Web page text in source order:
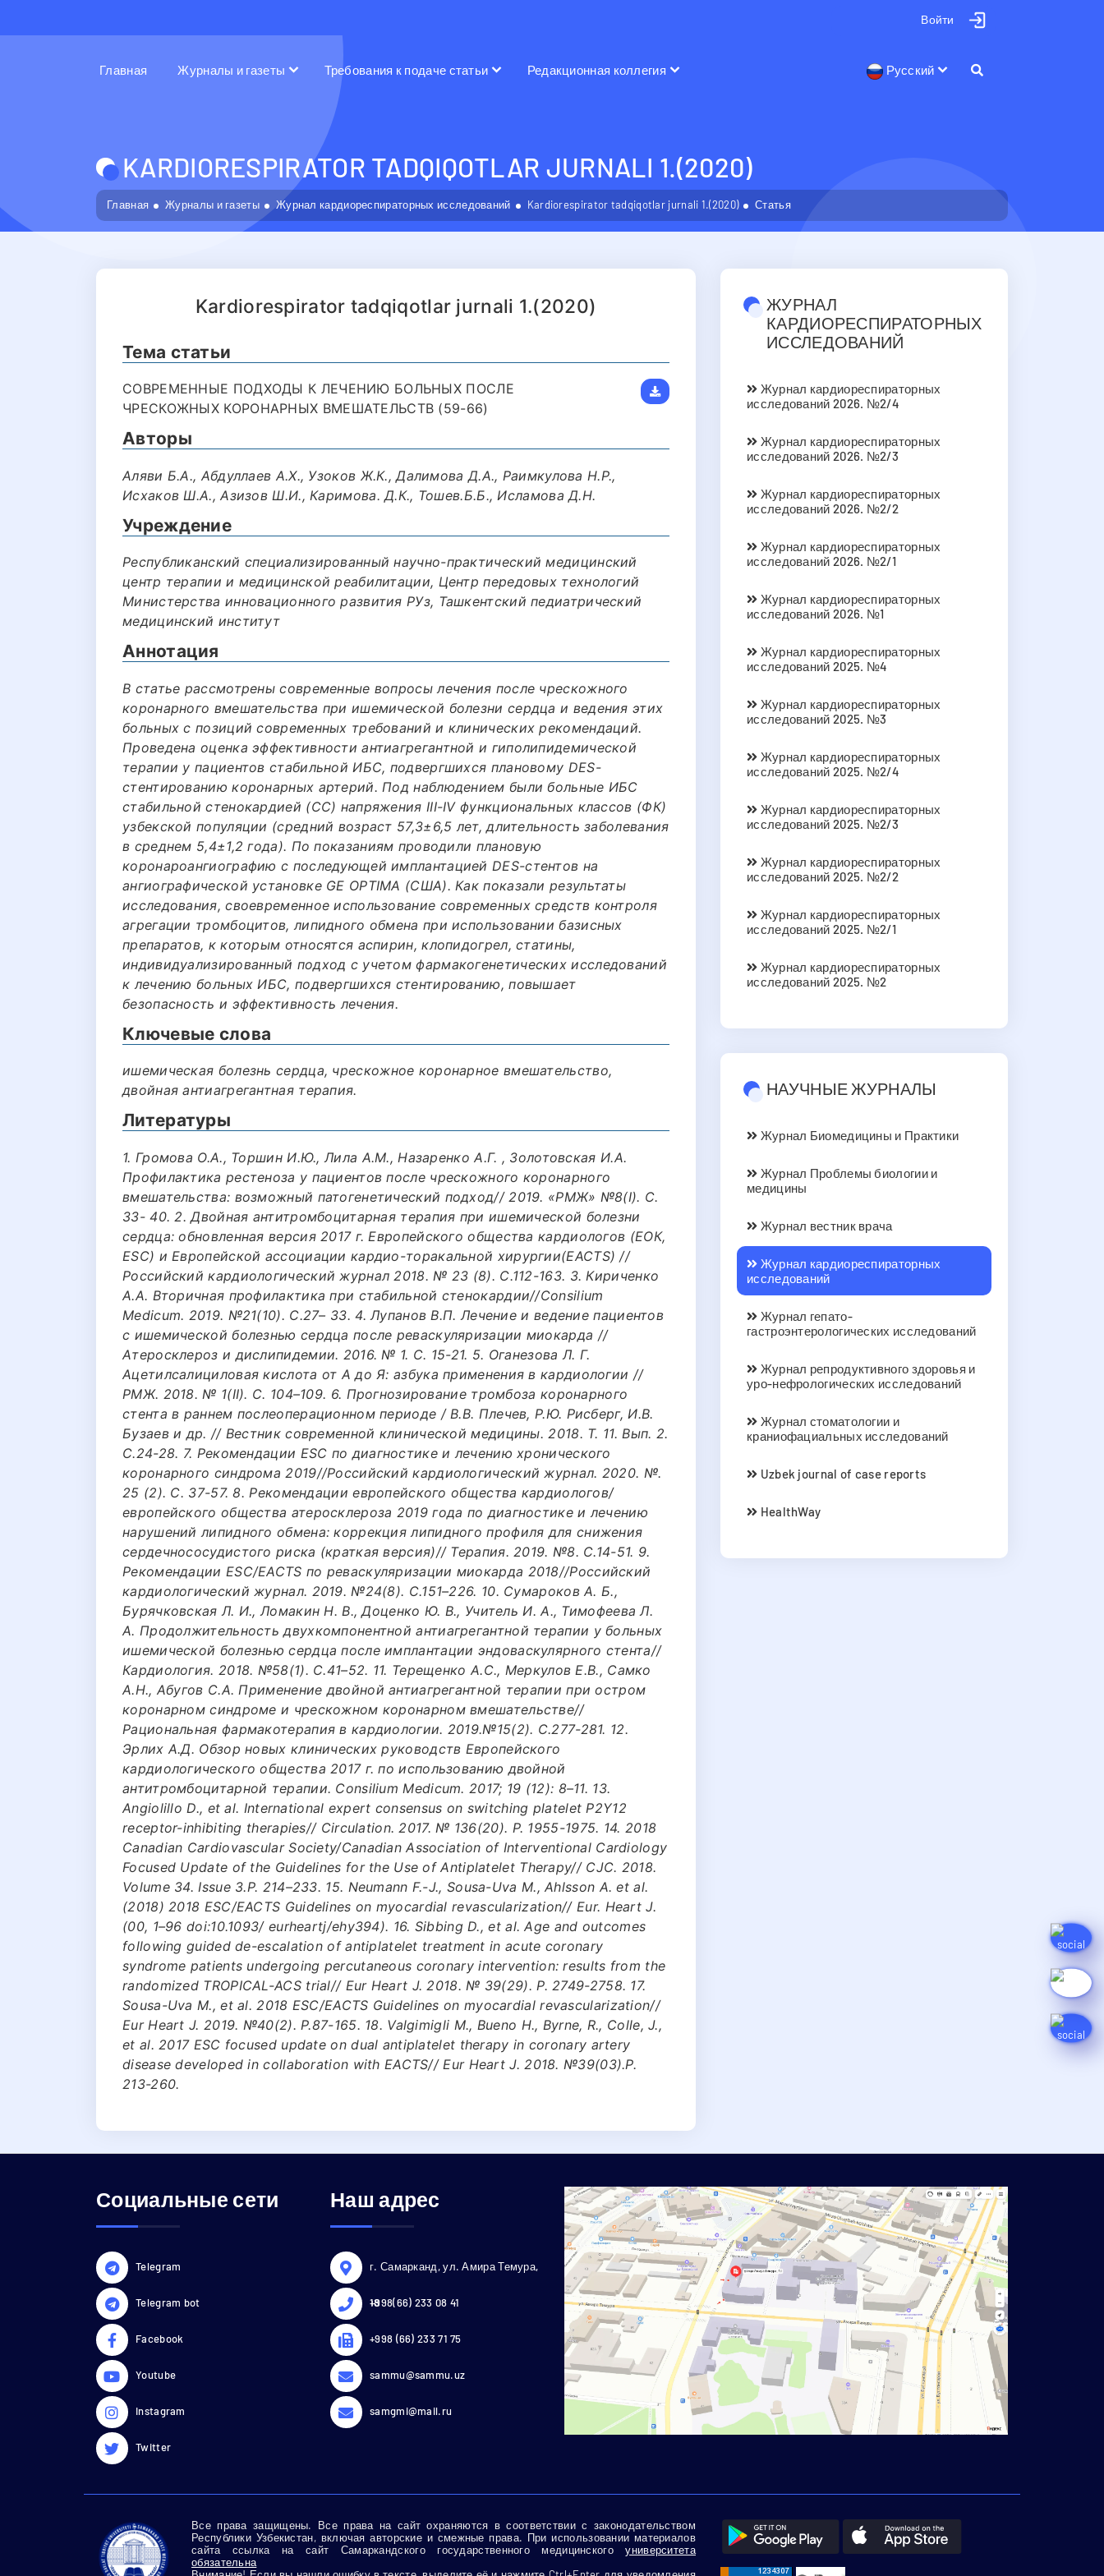
Войти
Главная Журналы и газеты Требования к подаче статьи Редакционная коллегия Русский
KARDIORESPIRATOR TADQIQOTLAR JURNALI 1.(2020)
Главная Журналы и газеты Журнал кардиореспираторных исследований Kardiorespirator tadqiqotlar jurnali 1.(2020) Статья
Kardiorespirator tadqiqotlar jurnali 1.(2020)
Тема статьи
СОВРЕМЕННЫЕ ПОДХОДЫ К ЛЕЧЕНИЮ БОЛЬНЫХ ПОСЛЕ
ЧРЕСКОЖНЫХ КОРОНАРНЫХ ВМЕШАТЕЛЬСТВ (59-66)
Авторы
Аляви Б.А., Абдуллаев А.Х., Узоков Ж.К., Далимова Д.А., Раимкулова Н.Р.,
Исхаков Ш.А., Азизов Ш.И., Каримова. Д.К., Тошев.Б.Б., Исламова Д.Н.
Учреждение
Республиканский специализированный научно-практический медицинский
центр терапии и медицинской реабилитации, Центр передовых технологий
Министерства инновационного развития РУз, Ташкентский педиатрический
медицинский институт
Аннотация
В статье рассмотрены современные вопросы лечения после чрескожного
коронарного вмешательства при ишемической болезни сердца и ведения этих
больных с позиций современных требований и клинических рекомендаций.
Проведена оценка эффективности антиагрегантной и гиполипидемической
терапии у пациентов стабильной ИБС, подвергшихся плановому DES-
стентированию коронарных артерий. Под наблюдением были больные ИБС
стабильной стенокардией (СС) напряжения III-IV функциональных классов (ФК)
узбекской популяции (средний возраст 57,3±6,5 лет, длительность заболевания
в среднем 5,4±1,2 года). По показаниям проводили плановую
коронароангиографию с последующей имплантацией DES-стентов на
ангиографической установке GE OPTIMA (США). Как показали результаты
исследования, своевременное использование современных средств контроля
агрегации тромбоцитов, липидного обмена при использовании базисных
препаратов, к которым относятся аспирин, клопидогрел, статины,
индивидуализированный подход с учетом фармакогенетических исследований
к лечению больных ИБС, подвергшихся стентированию, повышает
безопасность и эффективность лечения.
Ключевые слова
ишемическая болезнь сердца, чрескожное коронарное вмешательство,
двойная антиагрегантная терапия.
Литературы
1. Громова О.А., Торшин И.Ю., Лила А.М., Назаренко А.Г. , Золотовская И.А.
Профилактика рестеноза у пациентов после чрескожного коронарного
вмешательства: возможный патогенетический подход// 2019. «РМЖ» №8(I). С.
33- 40. 2. Двойная антитромбоцитарная терапия при ишемической болезни
сердца: обновленная версия 2017 г. Европейского общества кардиологов (ЕОК,
ESC) и Европейской ассоциации кардио-торакальной хирургии(EACTS) //
Российский кардиологический журнал 2018. № 23 (8). С.112-163. 3. Кириченко
А.А. Вторичная профилактика при стабильной стенокардии//Consilium
Medicum. 2019. №21(10). С.27– 33. 4. Лупанов В.П. Лечение и ведение пациентов
с ишемической болезнью сердца после реваскуляризации миокарда //
Атеросклероз и дислипидемии. 2016. № 1. С. 15-21. 5. Оганезова Л. Г.
Ацетилсалициловая кислота от А до Я: азбука применения в кардиологии //
РМЖ. 2018. № 1(II). С. 104–109. 6. Прогнозирование тромбоза коронарного
стента в раннем послеоперационном периоде / В.В. Плечев, Р.Ю. Рисберг, И.В.
Бузаев и др. // Вестник современной клинической медицины. 2018. Т. 11. Вып. 2.
С.24-28. 7. Рекомендации ЕSC по диагностике и лечению хронического
коронарного синдрома 2019//Российский кардиологический журнал. 2020. №.
25 (2). С. 37-57. 8. Рекомендации европейского общества кардиологов/
европейского общества атеросклероза 2019 года по диагностике и лечению
нарушений липидного обмена: коррекция липидного профиля для снижения
сердечнососудистого риска (краткая версия)// Терапия. 2019. №8. С.14-51. 9.
Рекомендации ESC/EACTS по реваскуляризации миокарда 2018//Российский
кардиологический журнал. 2019. №24(8). С.151–226. 10. Сумароков А. Б.,
Бурячковская Л. И., Ломакин Н. В., Доценко Ю. В., Учитель И. А., Тимофеева Л.
А. Продолжительность двухкомпонентной антиагрегантной терапии у больных
ишемической болезнью сердца после имплантации эндоваскулярного стента//
Кардиология. 2018. №58(1). С.41–52. 11. Терещенко А.С., Меркулов Е.В., Самко
А.Н., Абугов С.А. Применение двойной антиагрегантной терапии при остром
коронарном синдроме и чрескожном коронарном вмешательстве//
Рациональная фармакотерапия в кардиологии. 2019.№15(2). С.277-281. 12.
Эрлих А.Д. Обзор новых клинических руководств Европейского
кардиологического общества 2017 г. по использованию двойной
антитромбоцитарной терапии. Consilium Medicum. 2017; 19 (12): 8–11. 13.
Angiolillo D., et al. International expert consensus on switching platelet P2Y12
receptor-inhibiting therapies// Circulation. 2017. № 136(20). Р. 1955-1975. 14. 2018
Canadian Cardiovascular Society/Canadian Association of Interventional Cardiology
Focused Update of the Guidelines for the Use of Antiplatelet Therapy// CJC. 2018.
Volume 34. Issue 3.P. 214–233. 15. Neumann F.-J., Sousa-Uva M., Ahlsson A. et al.
(2018) 2018 ESC/EACTS Guidelines on myocardial revascularization// Eur. Heart J.
(00, 1–96 doi:10.1093/ eurheartj/ehy394). 16. Sibbing D., et al. Age and outcomes
following guided de-escalation of antiplatelet treatment in acute coronary
syndrome patients undergoing percutaneous coronary intervention: results from the
randomized TROPICAL-ACS trial// Eur Heart J. 2018. № 39(29). Р. 2749-2758. 17.
Sousa-Uva M., et al. 2018 ESC/EACTS Guidelines on myocardial revascularization//
Eur Heart J. 2019. №40(2). Р.87-165. 18. Valgimigli M., Bueno H., Byrne, R., Colle, J.,
et al. 2017 ESC focused update on dual antiplatelet therapy in coronary artery
disease developed in collaboration with EACTS// Eur Heart J. 2018. №39(03).Р.
213-260.
ЖУРНАЛ
КАРДИОРЕСПИРАТОРНЫХ
ИССЛЕДОВАНИЙ
Журнал кардиореспираторных
исследований 2026. №2/4
Журнал кардиореспираторных
исследований 2026. №2/3
Журнал кардиореспираторных
исследований 2026. №2/2
Журнал кардиореспираторных
исследований 2026. №2/1
Журнал кардиореспираторных
исследований 2026. №1
Журнал кардиореспираторных
исследований 2025. №4
Журнал кардиореспираторных
исследований 2025. №3
Журнал кардиореспираторных
исследований 2025. №2/4
Журнал кардиореспираторных
исследований 2025. №2/3
Журнал кардиореспираторных
исследований 2025. №2/2
Журнал кардиореспираторных
исследований 2025. №2/1
Журнал кардиореспираторных
исследований 2025. №2
НАУЧНЫЕ ЖУРНАЛЫ
Журнал Биомедицины и Практики
Журнал Проблемы биологии и
медицины
Журнал вестник врача
Журнал кардиореспираторных
исследований
Журнал гепато-
гастроэнтерологических исследований
Журнал репродуктивного здоровья и
уро-нефрологических исследований
Журнал стоматологии и
краниофациальных исследований
Uzbek journal of case reports
HealthWay
Социальные сети
Telegram
Telegram bot
Facebook
Youtube
Instagram
Twitter
Наш адрес
г. Самарканд, ул. Амира Темура,
18
+998(66) 233 08 41
+998 (66) 233 71 75
sammu@sammu.uz
samgmi@mail.ru
Все права защищены. Все права на сайт охраняются в соответствии с законодательством
Республики Узбекистан, включая авторские и смежные права. При использовании материалов
сайта ссылка на сайт Самаркандского государственного медицинскогоуниверситета
обязательна